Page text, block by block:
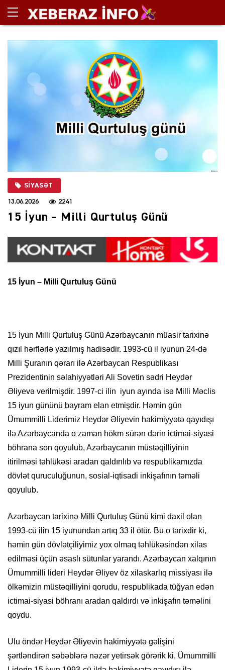
SIYASƏT
13.06.2026 2241
15 İyun – Milli Qurtuluş Günü
15 İyun – Milli Qurtuluş Günü
15 İyun Milli Qurtuluş Günü Azərbaycanın müasir tarixinə
qızıl hərflərlə yazılmış hadisədir. 1993-cü il iyunun 24-də
Milli Şuranın qərarı ilə Azərbaycan Respublikası
Prezidentinin səlahiyyətləri Ali Sovetin sədri Heydər
Əliyevə verilmişdir. 1997-ci ilin iyun ayında isə Milli Məclis
15 iyun gününü bayram elan etmişdir. Həmin gün
Ümummilli Liderimiz Heydər Əliyevin hakimiyyətə qayıdışı
ilə Azərbaycanda o zaman hökm sürən dərin ictimai-siyasi
böhrana son qoyulub, Azərbaycanın müstəqilliyinin
itirilməsi təhlükəsi aradan qaldırılıb və respublikamızda
dövlət quruculuğunun, sosial-iqtisadi inkişafının təməli
qoyulub.
Azərbaycan tarixinə Milli Qurtuluş Günü kimi daxil olan
1993-cü ilin 15 iyunundan artıq 33 il ötür. Bu o tarixdir ki,
həmin gün dövlətçiliyimiz yox olmaq təhlükəsindən xilas
edilməsi üçün əsaslı sütunlar yarandı. Azərbaycan xalqının
Ümummilli lideri Heydər Əliyev öz xilaskarlıq missiyası ilə
ölkəmizin müstəqilliyini qorudu, respublikada tüğyan edən
ictimai-siyasi böhranı aradan qaldırdı və inkişafın təməlini
qoydu.
Ulu öndər Heydər Əliyevin hakimiyyətə gəlişini
şərtləndirən səbəblərə nəzər yetirsək görərik ki, Ümummilli